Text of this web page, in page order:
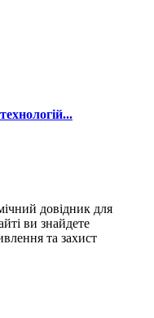
довідник для
ви знайдете
та захист